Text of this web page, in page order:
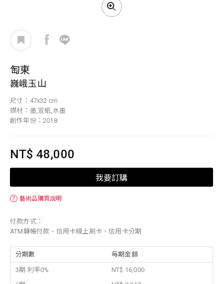
匋東
巍峨玉山
尺寸：47x32 cm
媒材：墨,宣紙,水墨
創作年份：2018
NT$ 48,000
我要訂購
？ 藝術品購買說明
付款方式：
ATM轉帳付款、信用卡線上刷卡、信用卡分期
分期數 每期金額
3期 利率0%
NT$ 16,000